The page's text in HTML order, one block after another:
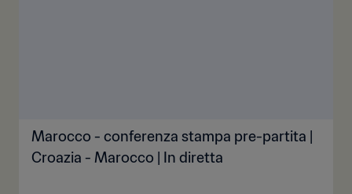
Marocco - conferenza stampa pre-partita |
Croazia - Marocco | In diretta